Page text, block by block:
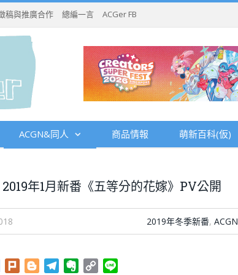
稿與推廣合作 總編一言 ACGer FB
ACGN&同人 商品情報 萌新百科(仮)
年1月新番《五等分的花嫁》PV公開
2019年冬季新番, ACGN
Facebook
Plurk BloggerTelegramEvernote
Copy